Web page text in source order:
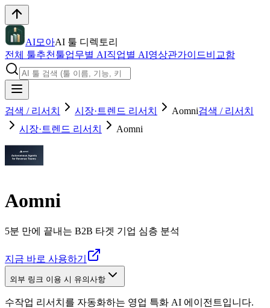
AI모아AI 툴 디렉토리
전체 툴추천툴업무별 AI직업별 AI영상관가이드비교함
검색 / 리서치 시장·트렌드 리서치 Aomni검색 / 리서치
시장·트렌드 리서치
Aomni
Aomni
5분 만에 끝내는 B2B 타겟 기업 심층 분석
지금 바로 사용하기
외부 링크 이용 시 유의사항
수작업 리서치를 자동화하는 영업 특화 AI 에이전트입니다.